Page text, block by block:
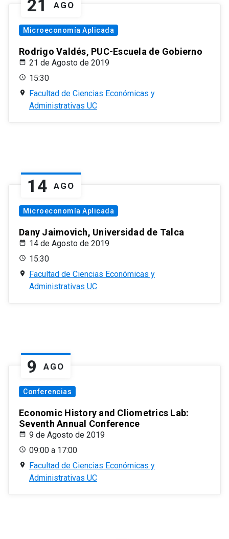
21 AGO
Microeconomía Aplicada
Rodrigo Valdés, PUC-Escuela de Gobierno
21 de Agosto de 2019
15:30
Facultad de Ciencias Económicas y
Administrativas UC
14 AGO
Microeconomía Aplicada
Dany Jaimovich, Universidad de Talca
14 de Agosto de 2019
15:30
Facultad de Ciencias Económicas y
Administrativas UC
9 AGO
Conferencias
Economic History and Cliometrics Lab:
Seventh Annual Conference
9 de Agosto de 2019
09:00 a 17:00
Facultad de Ciencias Económicas y
Administrativas UC